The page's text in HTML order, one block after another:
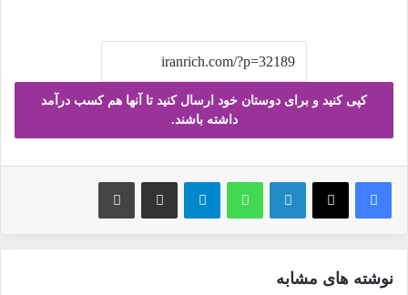
کپی کنید و برای دوستان خود ارسال کنید تا آنها هم کسب درآمد
داشته باشند.
فیس بوک X لینکدین واتس آپ تلگرام ارسال ایمیل چاپ
نوشته های مشابه